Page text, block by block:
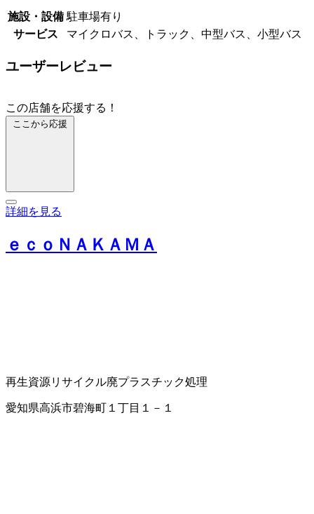
施設・設備 駐車場有り
サービス
マイクロバス、トラック、中型バス、小型バス
ユーザーレビュー
この店舗を応援する！
ここから応援
詳細を見る
ｅｃｏＮＡＫＡＭＡ
再生資源リサイクル廃プラスチック処理
愛知県高浜市碧海町１丁目１－１